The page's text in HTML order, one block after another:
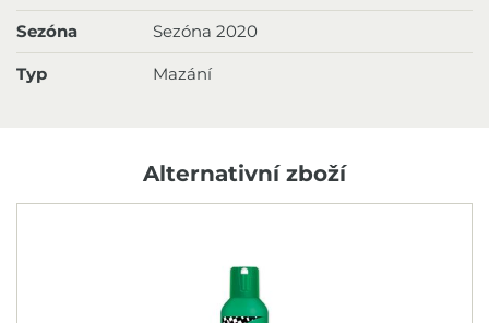
Sezóna Sezóna 2020
Typ Mazání
Alternativní zboží